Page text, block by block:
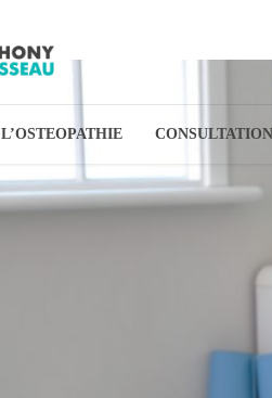
L’OSTEOPATHIE